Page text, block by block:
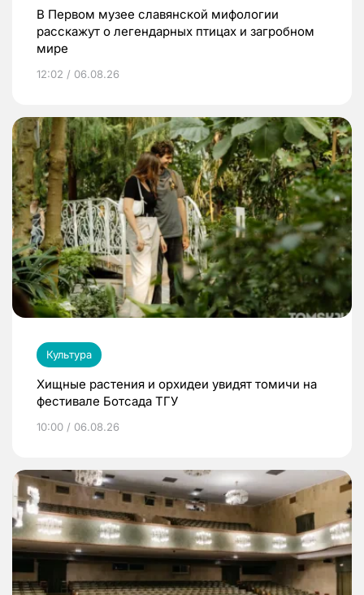
В Первом музее славянской мифологии
расскажут о легендарных птицах и загробном
мире
12:02 / 06.08.26
Культура
Хищные растения и орхидеи увидят томичи на
фестивале Ботсада ТГУ
10:00 / 06.08.26